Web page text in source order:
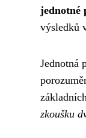
jednotné
výsledků
Jednotná
zkoušku